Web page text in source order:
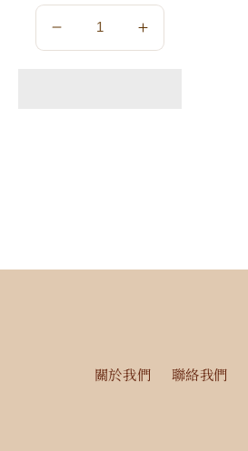
關於我們 聯絡我們